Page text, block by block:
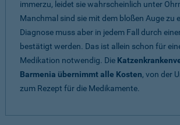
immerzu, leidet sie wahrscheinlich unter
Manchmal sind sie mit dem bloßen Auge zu
Diagnose muss aber in jedem Fall durch
bestätigt werden. Das ist allein schon für
Medikation notwendig. Die
Barmenia übernimmt alle Kosten, von der
zum Rezept für die Medikamente.